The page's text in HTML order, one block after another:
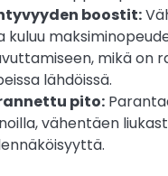
boostit:
kuluu
mikä on
lähdöissä.
pito:
vähentäen